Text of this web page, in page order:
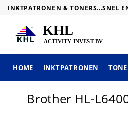
Skip
content
INKTPATRONEN & TONERS...SNEL
HOME INKTPATRONEN
Brother HL-